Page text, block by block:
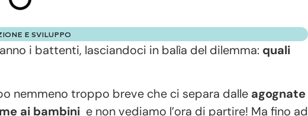
E SVILUPPO
i battenti, lasciandoci in balìa del dilemma: quali
nemmeno troppo breve che ci separa dalle agognate
ai bambini e non vediamo l’ora di partire! Ma fino ad